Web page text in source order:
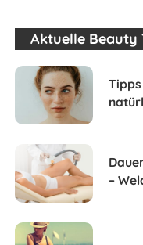
Aktuelle Beauty
–